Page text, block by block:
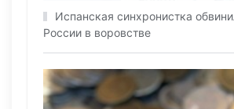
Испанская синхронистка
России в воровстве